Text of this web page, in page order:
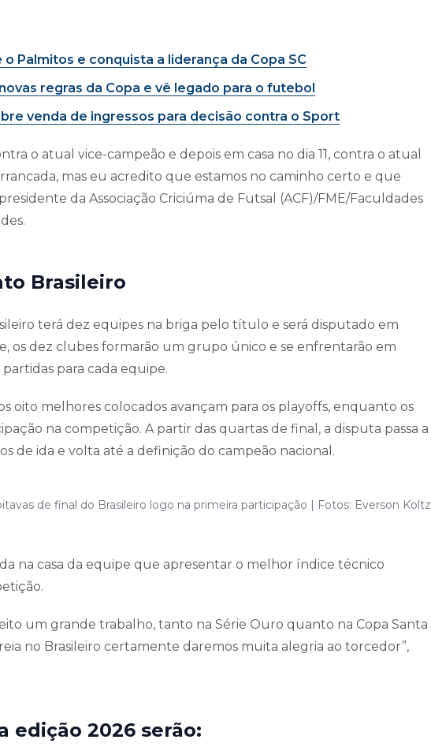
Palmitos e conquista a liderança da Copa SC
regras da Copa e vê legado para o futebol
venda de ingressos para decisão contra o Sport
o atual vice-campeão e depois em casa no dia 11, contra o atual
mas eu acredito que estamos no caminho certo e que
da Associação Criciúma de Futsal (ACF)/FME/Faculdades
Brasileiro
terá dez equipes na briga pelo título e será disputado em
os dez clubes formarão um grupo único e se enfrentarão em
para cada equipe.
oito melhores colocados avançam para os playoffs, enquanto os
na competição. A partir das quartas de final, a disputa passa a
de ida e volta até a definição do campeão nacional.
de final do Brasileiro logo na primeira participação | Fotos: Everson Koltz
na casa da equipe que apresentar o melhor índice técnico
um grande trabalho, tanto na Série Ouro quanto na Copa Santa
no Brasileiro certamente daremos muita alegria ao torcedor”,
edição 2026 serão: